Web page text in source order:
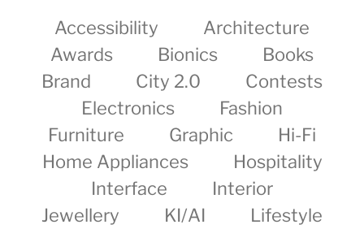
Accessibility
Architecture
Awards
Bionics
Books
Brand
City 2.0
Contests
Electronics
Fashion
Furniture
Graphic
Hi-Fi
Home Appliances
Hospitality
Interface
Interior
Jewellery
KI/AI
Lifestyle